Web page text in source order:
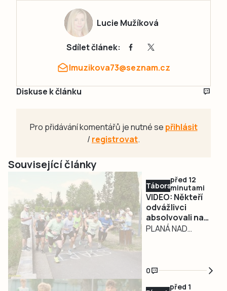
Lucie Mužíková
Sdílet článek:
lmuzikova73@seznam.cz
Diskuse k článku
Pro přidávání komentářů je nutné se přihlásit
/registrovat.
Související články
Táborsko
před 12
minutami
VIDEO: Někteří
odvážlivci
absolvovali na
Krosovém běhu v
u řeky Lužnice
šedesát
PLANÁ NAD
rekreačních
běžců Evy
0
před 1